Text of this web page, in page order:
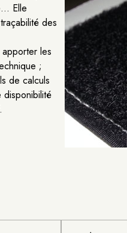
Elle
des
les
;
de calculs
disponibilité